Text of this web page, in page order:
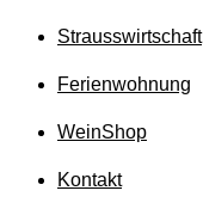
Strausswirtschaft
Ferienwohnung
WeinShop
Kontakt